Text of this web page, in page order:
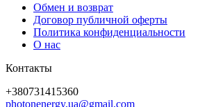
Обмен и возврат
Договор публичной оферты
Политика конфиденциальности
О нас
Контакты
+380731415360
photonenergy.ua@gmail.com